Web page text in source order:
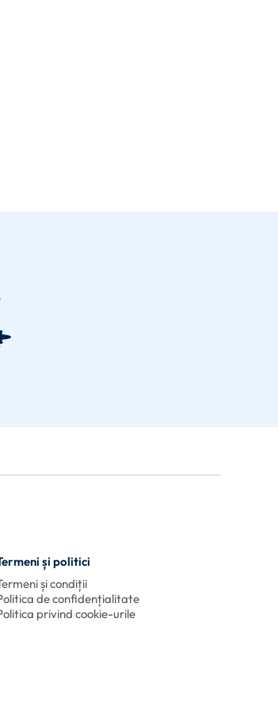
și politici
și condiții
de confidențialitate
privind cookie-urile